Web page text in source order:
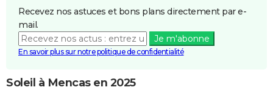
Recevez nos astuces et bons plans directement par e-
mail.
Je m'abonne
En savoir plus sur notre politique de confidentialité
Soleil à Mencas en 2025